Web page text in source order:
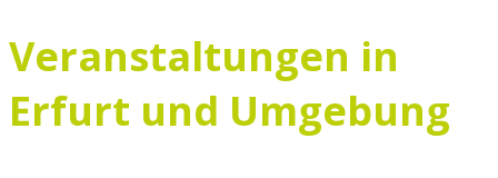
Veranstaltungen in
Erfurt und Umgebung